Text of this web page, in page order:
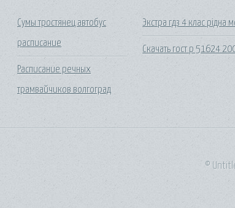
Сумы тростянец автобус
расписание
Расписание речных
трамвайчиков волгоград
Экстра гдз 4 клас рідна
Скачать гост р 51624
©